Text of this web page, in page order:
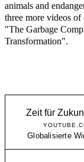
animals and
three more videos
"The Garbage
Transformation".
Zeit für
Globalisierte